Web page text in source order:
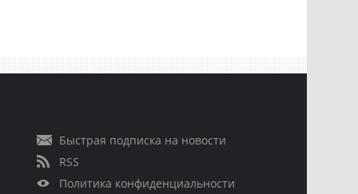
Быстрая подписка на новости
RSS
Политика конфиденциальности